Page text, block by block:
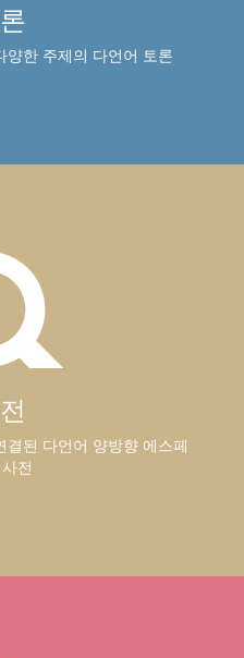
한 주제의 다언어 토론
된 다언어 양방향 에스페
전